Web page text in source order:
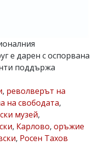
е дарен с оспорвана
поддържа
, револверът на
на свободата,
музей,
, Карлово, оръжие
, Росен Тахов